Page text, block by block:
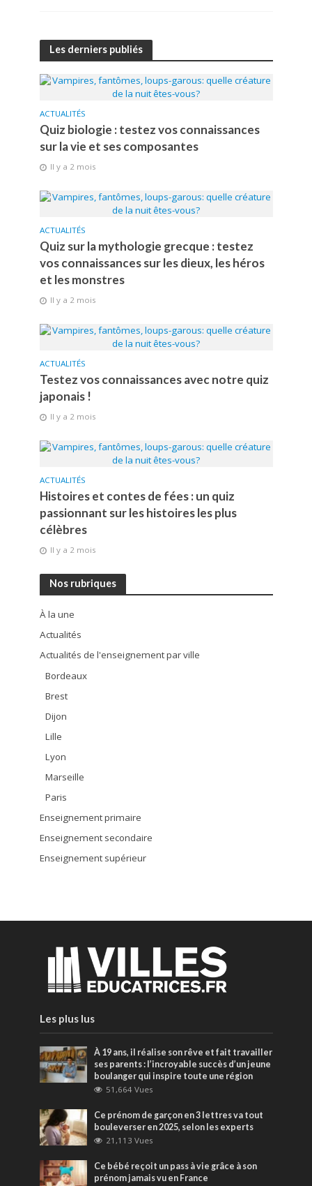
Les derniers publiés
ACTUALITÉS
Quiz biologie : testez vos connaissances
sur la vie et ses composantes
Il y a 2 mois
ACTUALITÉS
Quiz sur la mythologie grecque : testez
vos connaissances sur les dieux, les héros
et les monstres
Il y a 2 mois
ACTUALITÉS
Testez vos connaissances avec notre quiz
japonais !
Il y a 2 mois
ACTUALITÉS
Histoires et contes de fées : un quiz
passionnant sur les histoires les plus
célèbres
Il y a 2 mois
Nos rubriques
À la une
Actualités
Actualités de l'enseignement par ville
Bordeaux
Brest
Dijon
Lille
Lyon
Marseille
Paris
Enseignement primaire
Enseignement secondaire
Enseignement supérieur
Les plus lus
À 19 ans, il réalise son rêve et fait travailler
ses parents : l’incroyable succès d’un jeune
boulanger qui inspire toute une région
51,664 Vues
Ce prénom de garçon en 3 lettres va tout
bouleverser en 2025, selon les experts
21,113 Vues
Ce bébé reçoit un pass à vie grâce à son
prénom jamais vu en France